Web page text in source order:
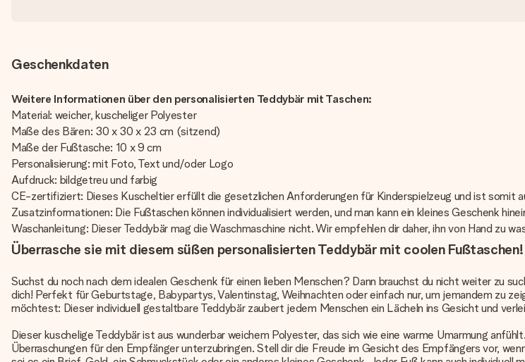
Geschenkdaten
Weitere Informationen über den personalisierten Teddybär mit Taschen:
Material: weicher, kuscheliger Polyester
Maße des Bären: 30 x 30 x 23 cm (sitzend)
Maße der Fußtasche: 10 x 9 cm
Personalisierung: mit Foto, Text und/oder Logo
Aufdruck: bildgetreu und farbig
CE-zertifiziert: Dieses Kuscheltier erfüllt die gesetzlichen Anforderungen für Kinderspielzeug und ist somit
Zusatzinformationen: Die Fußtaschen können individualisiert werden, und man kann ein kleines Geschenk
Waschanleitung: Dieser Teddybär mag die Waschmaschine nicht. Wir empfehlen dir daher, ihn von Hand zu
Überrasche sie mit diesem süßen personalisierten Teddybär mit coolen Fußtaschen!
Suchst du noch nach dem idealen Geschenk für einen lieben Menschen? Dann brauchst du nicht weiter zu
dich! Perfekt für Geburtstage, Babypartys, Valentinstag, Weihnachten oder einfach nur, um jemandem zu
möchtest: Dieser individuell gestaltbare Teddybär zaubert jedem Menschen ein Lächeln ins Gesicht und
Dieser kuschelige Teddybär ist aus wunderbar weichem Polyester, das sich wie eine warme Umarmung
Überraschungen für den Empfänger unterzubringen. Stell dir die Freude im Gesicht des Empfängers vor,